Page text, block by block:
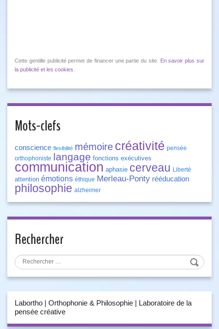
Cette gentille publicité permet de financer une partie du site.
En savoir plus sur
la publicité et les cookies
Mots-clefs
conscience flexibilité mémoire créativité pensée
orthophoniste langage fonctions exécutives
communication aphasie cerveau Liberté
attention émotions éthique Merleau-Ponty rééducation
philosophie alzheimer
Rechercher
Labortho | Orthophonie & Philosophie | Laboratoire de la
pensée créative